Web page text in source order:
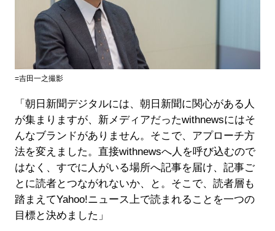
=吉田一之撮影
「朝日新聞デジタルには、朝日新聞に関心がある人
が集まりますが、新メディアだったwithnewsにはそ
んなブランドがありません。そこで、アプローチ方
法を変えました。直接withnewsへ人を呼び込むので
はなく、すでに人がいる場所へ記事を届け、記事ご
とに読者とつながれないか、と。そこで、読者層も
踏まえてYahoo!ニュース上で読まれることを一つの
目標と決めました」